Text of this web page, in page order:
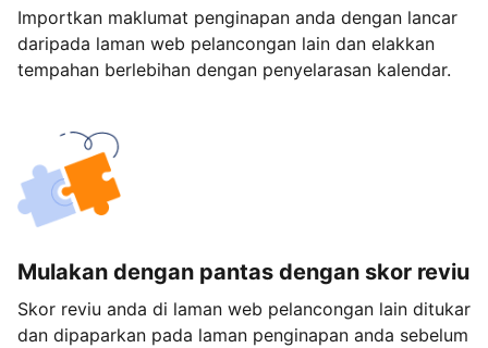
Importkan maklumat penginapan anda dengan lancar
daripada laman web pelancongan lain dan elakkan
tempahan berlebihan dengan penyelarasan kalendar.
Mulakan dengan pantas dengan skor reviu
Skor reviu anda di laman web pelancongan lain ditukar
dan dipaparkan pada laman penginapan anda sebelum